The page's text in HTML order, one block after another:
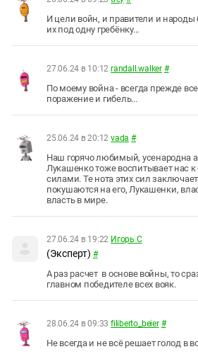
И цели войн, и правители и
их под одну гребёнку...
27.06.24 в 10:12 randall.walker #
По моему война - всегда прежде
поражение и гибель...
25.06.24 в 20:12 vada #
Наш горячо любимый, усенародна
Лукашенко тоже воспитывает нас
силами. Те нота этих сил
покушаются на его, Лукашенки,
власть в мире.
27.06.24 в 19:22 Игорь С
(Эксперт) #
А раз расчет в основе войны, то
главном победителе всех вояк.
28.06.24 в 09:33 filiberto_beier #
Не всегда и не всё решает голод в